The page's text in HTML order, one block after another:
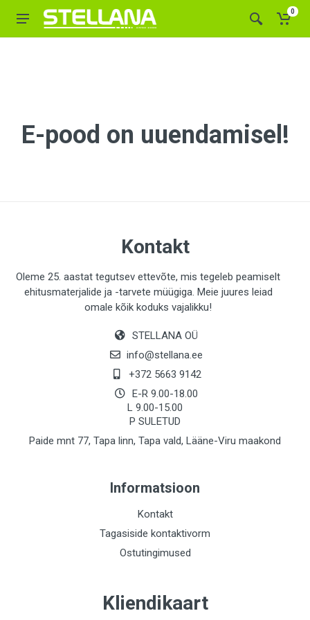
0
E-pood on uuendamisel!
Kontakt
Oleme 25. aastat tegutsev ettevõte, mis tegeleb peamiselt
ehitusmaterjalide ja -tarvete müügiga. Meie juures leiad
omale kõik koduks vajalikku!
STELLANA OÜ
info@stellana.ee
+372 5663 9142
E-R 9.00-18.00
L 9.00-15.00
P SULETUD
Paide mnt 77, Tapa linn, Tapa vald, Lääne-Viru maakond
Informatsioon
Kontakt
Tagasiside kontaktivorm
Ostutingimused
Kliendikaart